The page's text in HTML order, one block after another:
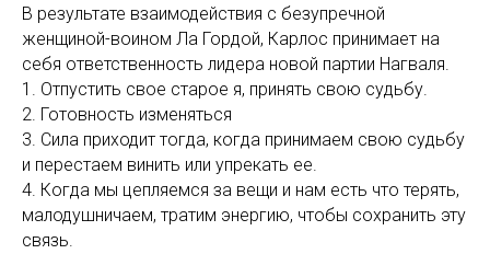
В результате взаимодействия с безупречной
женщиной-воином Ла Гордой, Карлос принимает на
себя ответственность лидера новой партии Нагваля.
1. Отпустить свое старое я, принять свою судьбу.
2. Готовность изменяться
3. Сила приходит тогда, когда принимаем свою судьбу
и перестаем винить или упрекать ее.
4. Когда мы цепляемся за вещи и нам есть что терять,
малодушничаем, тратим энергию, чтобы сохранить эту
связь.